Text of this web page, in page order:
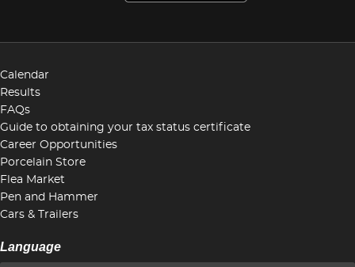
Calendar
Results
FAQs
Guide to obtaining your tax status certificate
Career Opportunities
Porcelain Store
Flea Market
Pen and Hammer
Cars & Trailers
Language